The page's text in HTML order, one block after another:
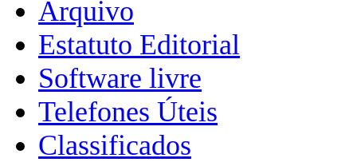
Arquivo
Estatuto Editorial
Software livre
Telefones Úteis
Classificados